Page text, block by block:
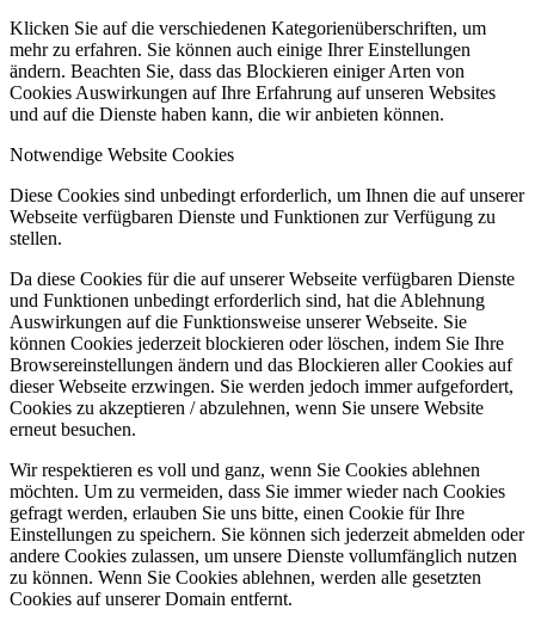
Klicken Sie auf die verschiedenen Kategorienüberschriften, um
mehr zu erfahren. Sie können auch einige Ihrer Einstellungen
ändern. Beachten Sie, dass das Blockieren einiger Arten von
Cookies Auswirkungen auf Ihre Erfahrung auf unseren Websites
und auf die Dienste haben kann, die wir anbieten können.
Notwendige Website Cookies
Diese Cookies sind unbedingt erforderlich, um Ihnen die auf unserer
Webseite verfügbaren Dienste und Funktionen zur Verfügung zu
stellen.
Da diese Cookies für die auf unserer Webseite verfügbaren Dienste
und Funktionen unbedingt erforderlich sind, hat die Ablehnung
Auswirkungen auf die Funktionsweise unserer Webseite. Sie
können Cookies jederzeit blockieren oder löschen, indem Sie Ihre
Browsereinstellungen ändern und das Blockieren aller Cookies auf
dieser Webseite erzwingen. Sie werden jedoch immer aufgefordert,
Cookies zu akzeptieren / abzulehnen, wenn Sie unsere Website
erneut besuchen.
Wir respektieren es voll und ganz, wenn Sie Cookies ablehnen
möchten. Um zu vermeiden, dass Sie immer wieder nach Cookies
gefragt werden, erlauben Sie uns bitte, einen Cookie für Ihre
Einstellungen zu speichern. Sie können sich jederzeit abmelden oder
andere Cookies zulassen, um unsere Dienste vollumfänglich nutzen
zu können. Wenn Sie Cookies ablehnen, werden alle gesetzten
Cookies auf unserer Domain entfernt.